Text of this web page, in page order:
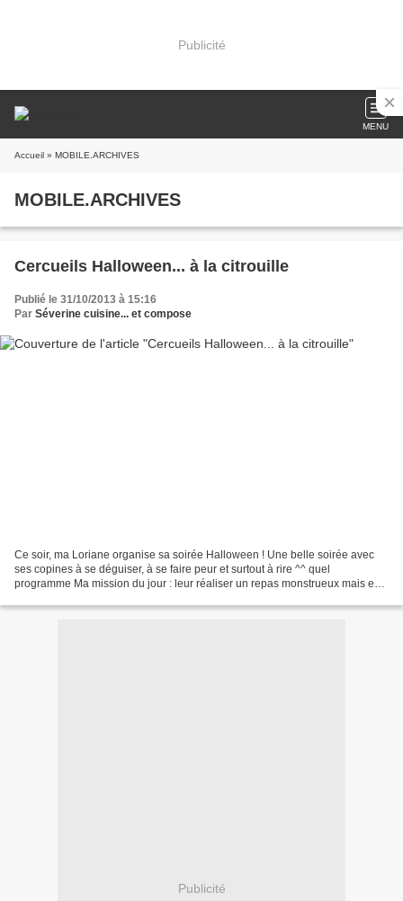
Publicité
MENU
Accueil » MOBILE.ARCHIVES
MOBILE.ARCHIVES
Cercueils Halloween... à la citrouille
Publié le 31/10/2013 à 15:16
Par Séverine cuisine... et compose
Ce soir, ma Loriane organise sa soirée Halloween ! Une belle soirée avec
ses copines à se déguiser, à se faire peur et surtout à rire ^^ quel
programme Ma mission du jour : leur réaliser un repas monstrueux mais en
Publicité